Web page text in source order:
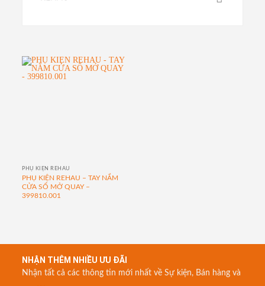
PHỤ KIỆN REHAU
PHỤ KIỆN REHAU – TAY NẮM
CỬA SỔ MỞ QUAY –
399810.001
NHẬN THÊM NHIỀU ƯU ĐÃI
Nhận tất cả các thông tin mới nhất về Sự kiện, Bán hàng và